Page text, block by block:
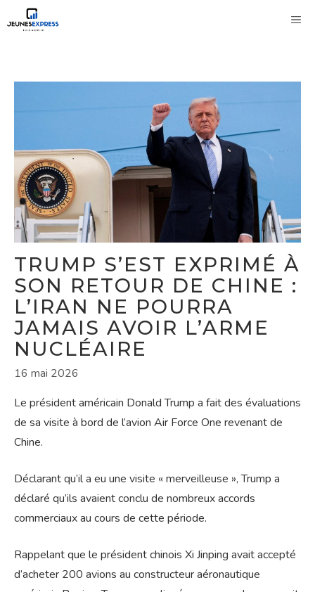
au
TRUMP S’EST EXPRIMÉ À
SON RETOUR DE CHINE :
L’IRAN NE POURRA
JAMAIS AVOIR L’ARME
NUCLÉAIRE
16 mai 2026
Le président américain Donald Trump a fait des évaluations
de sa visite à bord de l’avion Air Force One revenant de
Chine.
Déclarant qu’il a eu une visite « merveilleuse », Trump a
déclaré qu’ils avaient conclu de nombreux accords
commerciaux au cours de cette période.
Rappelant que le président chinois Xi Jinping avait accepté
d’acheter 200 avions au constructeur aéronautique